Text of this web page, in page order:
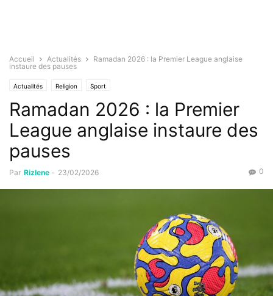
Accueil Actualités
Ramadan 2026 : la Premier League anglaise
instaure des pauses
Actualités Religion Sport
Ramadan 2026 : la Premier
League anglaise instaure des
pauses
Par Rizlene - 23/02/2026 0